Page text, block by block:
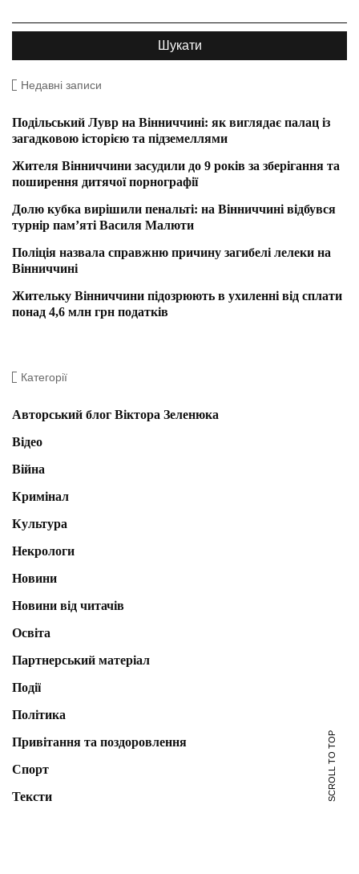
Недавні записи
Подільський Лувр на Вінниччині: як виглядає палац із
загадковою історією та підземеллями
Жителя Вінниччини засудили до 9 років за зберігання та
поширення дитячої порнографії
Долю кубка вирішили пенальті: на Вінниччині відбувся
турнір пам’яті Василя Малюти
Поліція назвала справжню причину загибелі лелеки на
Вінниччині
Жительку Вінниччини підозрюють в ухиленні від сплати
понад 4,6 млн грн податків
Категорії
Авторський блог Віктора Зеленюка
Відео
Війна
Кримінал
Культура
Некрологи
Новини
Новини від читачів
Освіта
Партнерський матеріал
Події
Політика
Привітання та поздоровлення
Спорт
Тексти
SCROLL TO TOP